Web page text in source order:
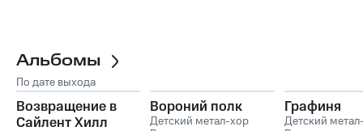
Альбомы
По дате выхода
Возвращение в
Сайлент Хилл
Вороний полк
Детский метал-хор
Графиня
Детский